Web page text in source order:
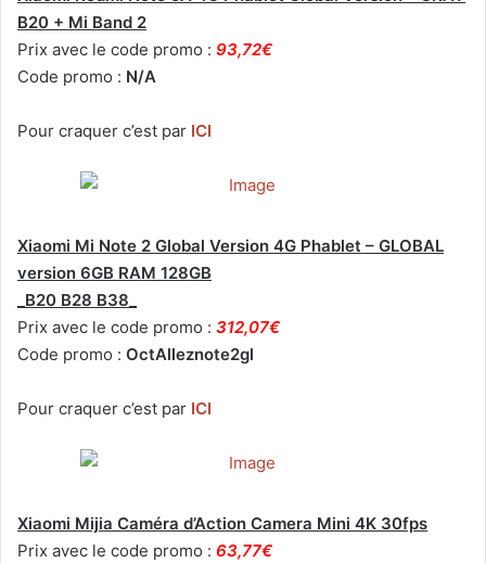
B20 + Mi Band 2
Prix avec le code promo : 93,72€
Code promo : N/A
Pour craquer c’est par ICI
Xiaomi Mi Note 2 Global Version 4G Phablet – GLOBAL
version 6GB RAM 128GB
_B20 B28 B38_
Prix avec le code promo : 312,07€
Code promo : OctAlleznote2gl
Pour craquer c’est par ICI
Xiaomi Mijia Caméra d’Action Camera Mini 4K 30fps
Prix avec le code promo : 63,77€